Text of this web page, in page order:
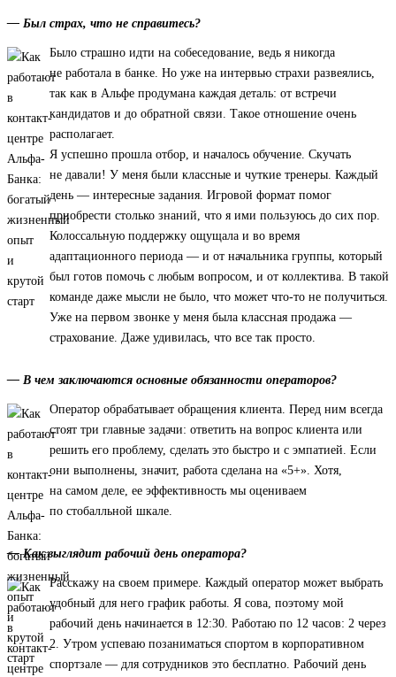
— Был страх, что не справитесь?
Было страшно идти на собеседование, ведь я никогда
не работала в банке. Но уже на интервью страхи развеялись,
так как в Альфе продумана каждая деталь: от встречи
кандидатов и до обратной связи. Такое отношение очень
располагает.
Я успешно прошла отбор, и началось обучение. Скучать
не давали! У меня были классные и чуткие тренеры. Каждый
день — интересные задания. Игровой формат помог
приобрести столько знаний, что я ими пользуюсь до сих пор.
Колоссальную поддержку ощущала и во время
адаптационного периода — и от начальника группы, который
был готов помочь с любым вопросом, и от коллектива. В такой
команде даже мысли не было, что может что-то не получиться.
Уже на первом звонке у меня была классная продажа —
страхование. Даже удивилась, что все так просто.
— В чем заключаются основные обязанности операторов?
Оператор обрабатывает обращения клиента. Перед ним всегда
стоят три главные задачи: ответить на вопрос клиента или
решить его проблему, сделать это быстро и с эмпатией. Если
они выполнены, значит, работа сделана на «5+». Хотя,
на самом деле, ее эффективность мы оцениваем
по стобалльной шкале.
— Как выглядит рабочий день оператора?
Расскажу на своем примере. Каждый оператор может выбрать
удобный для него график работы. Я сова, поэтому мой
рабочий день начинается в 12:30. Работаю по 12 часов: 2 через
2. Утром успеваю позаниматься спортом в корпоративном
спортзале — для сотрудников это бесплатно. Рабочий день